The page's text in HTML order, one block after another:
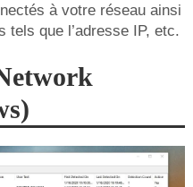
à votre réseau ainsi
tels que l’adresse IP, etc.